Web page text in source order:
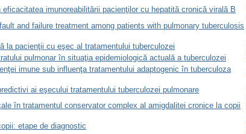
imunoreabilitării pacienţilor cu hepatită cronică virală B
and failure treatment among patients with pulmonary tuberculosis
la pacienţii cu eşec al tratamentului tuberculozei
pulmonar în situaţia epidemiologică actuală a tuberculozei
imune sub influenţa tratamentului adaptogenic în tuberculoza
ai eşecului tratamentului tuberculozei pulmonare
în tratamentul conservator complex al amigdalitei cronice la copii
etape de diagnostic